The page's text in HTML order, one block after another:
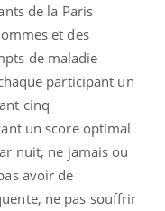
de la Paris
et des
de maladie
participant un
cinq
un score optimal
nuit, ne jamais ou
avoir de
ne pas souffrir